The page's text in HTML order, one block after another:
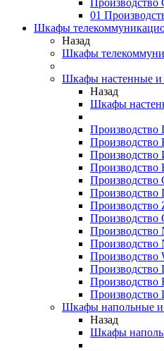
01
Шкафы
Назад
Шкафы
Шкафы настенные
Назад
Шкафы
Производство
Производство
Производство
Производство
Производство
Производство
Производство
Производство
Производство
Шкафы напольные и
Назад
Шкафы